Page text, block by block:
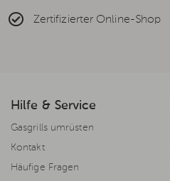
Zertifizierter Online-Shop
Hilfe & Service
Gasgrills umrüsten
Kontakt
Häufige Fragen